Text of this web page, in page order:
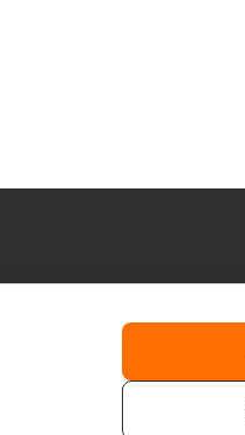
Palīdzība
Piegāde